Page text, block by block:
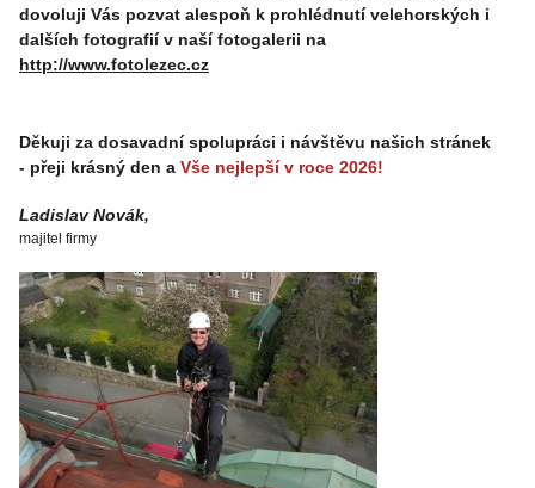
dovoluji Vás pozvat alespoň k prohlédnutí velehorských i
dalších fotografií v naší fotogalerii na
http://www.fotolezec.cz
Děkuji za dosavadní spolupráci i návštěvu našich stránek
- přeji krásný den a Vše nejlepší v roce 2026!
Ladislav Novák,
majitel firmy